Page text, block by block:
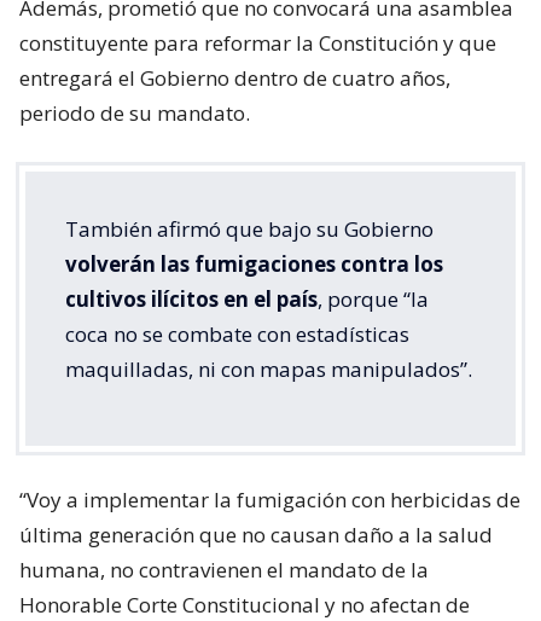
Además, prometió que no convocará una asamblea
constituyente para reformar la Constitución y que
entregará el Gobierno dentro de cuatro años,
periodo de su mandato.
También afirmó que bajo su Gobierno
volverán las fumigaciones contra los
cultivos ilícitos en el país, porque “la
coca no se combate con estadísticas
maquilladas, ni con mapas manipulados”.
“Voy a implementar la fumigación con herbicidas de
última generación que no causan daño a la salud
humana, no contravienen el mandato de la
Honorable Corte Constitucional y no afectan de